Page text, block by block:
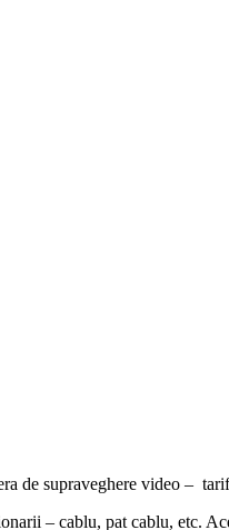
de supraveghere video –
– cablu, pat cablu, etc.